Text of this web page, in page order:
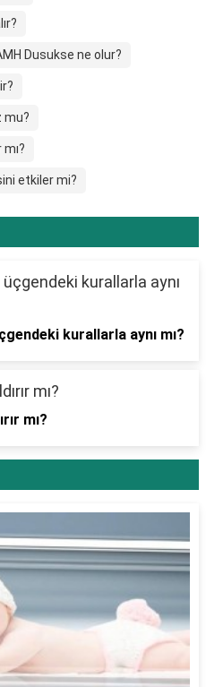
Dusukse ne olur?
mu?
etkiler mi?
kurallarla aynı mı?
mı?